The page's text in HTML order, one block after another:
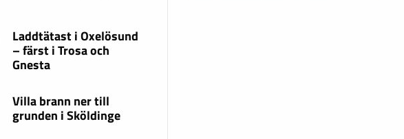
Laddtätast i Oxelösund
– färst i Trosa och
Gnesta
Villa brann ner till
grunden i Sköldinge